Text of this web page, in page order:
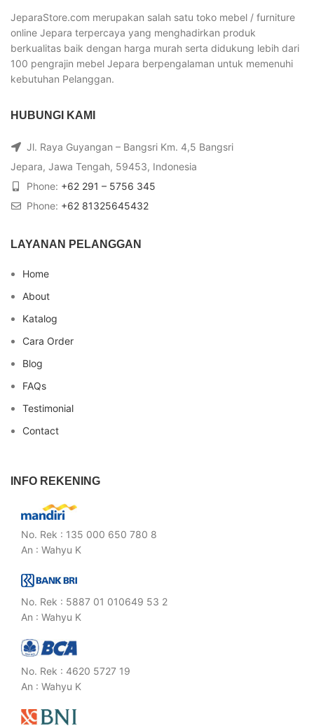
JeparaStore.com merupakan salah satu toko mebel / furniture
online Jepara terpercaya yang menghadirkan produk
berkualitas baik dengan harga murah serta didukung lebih dari
100 pengrajin mebel Jepara berpengalaman untuk memenuhi
kebutuhan Pelanggan.
HUBUNGI KAMI
Jl. Raya Guyangan – Bangsri Km. 4,5 Bangsri
Jepara, Jawa Tengah, 59453, Indonesia
Phone: +62 291 – 5756 345
Phone: +62 81325645432
LAYANAN PELANGGAN
Home
About
Katalog
Cara Order
Blog
FAQs
Testimonial
Contact
INFO REKENING
No. Rek : 135 000 650 780 8
An : Wahyu K
No. Rek : 5887 01 010649 53 2
An : Wahyu K
No. Rek : 4620 5727 19
An : Wahyu K